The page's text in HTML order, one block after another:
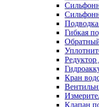
Гибкая
Редуктор
Кран
Клапан